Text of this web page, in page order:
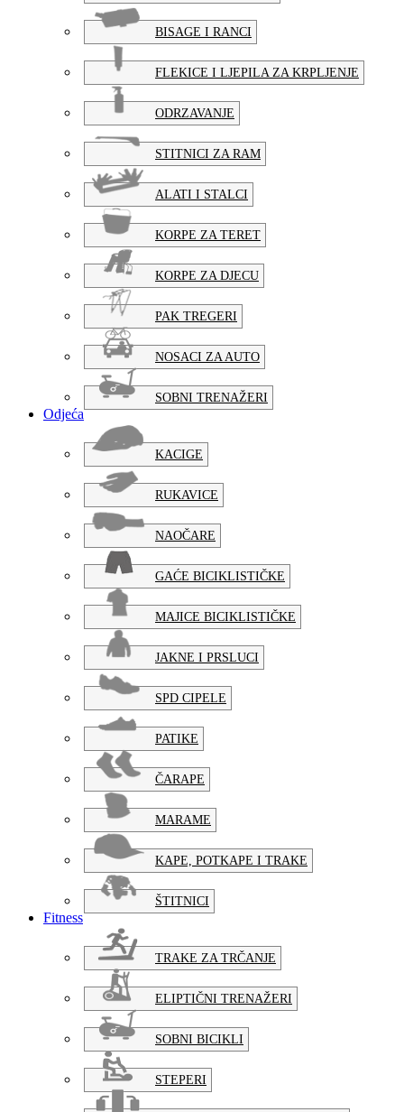
BISAGE I RANCI
FLEKICE I LJEPILA ZA KRPLJENJE
ODRZAVANJE
STITNICI ZA RAM
ALATI I STALCI
KORPE ZA TERET
KORPE ZA DJECU
PAK TREGERI
NOSACI ZA AUTO
SOBNI TRENAŽERI
Odjeća
KACIGE
RUKAVICE
NAOČARE
GAĆE BICIKLISTIČKE
MAJICE BICIKLISTIČKE
JAKNE I PRSLUCI
SPD CIPELE
PATIKE
ČARAPE
MARAME
KAPE, POTKAPE I TRAKE
ŠTITNICI
Fitness
TRAKE ZA TRČANJE
ELIPTIČNI TRENAŽERI
SOBNI BICIKLI
STEPERI